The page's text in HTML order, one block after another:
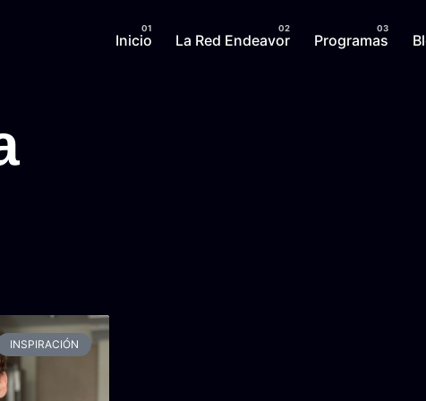
Inicio La Red Endeavor Programas
INSPIRACIÓN